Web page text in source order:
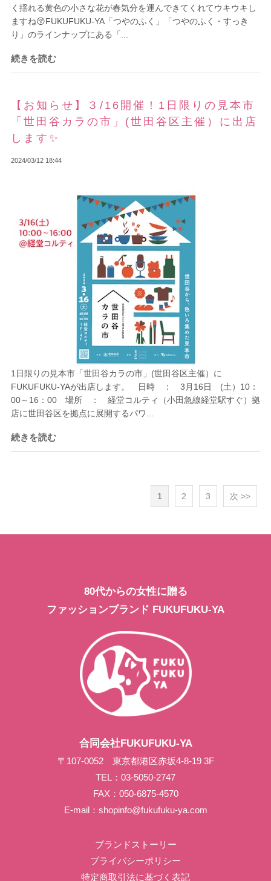
く揺れる黄色の小さな花が春気分を運んできてくれてウキウキし
ますね😚FUKUFUKU-YA「つやのふく」「つやのふく・すっき
り」のラインナップにある「...
続きを読む
【お知らせ】３/16開催！1日限りの見本市
「世田谷カラの市」(世田谷区主催）に出店
します✨
2024/03/12 18:44
1日限りの見本市「世田谷カラの市」(世田谷区主催）に
FUKUFUKU-YAが出店します。 日時 ： 3月16日 (土）10：
00～16：00 場所 ： 経堂コルティ（小田急線経堂駅すぐ）拠
店に世田谷区を拠点に展開するパワ...
続きを読む
1 2 3 次 >>
80代からの女性に贈る
ファッションブランド FUKUFUKU-YA
合同会社FUKUFUKU-YA
〒107-0052 東京都港区赤坂4-8-19 3F
TEL：03-5050-2747
FAX：050-6875-4570
E-mail： shopinfo@fukufuku-ya.com
ブランドストーリー
プライバシーポリシー
特定商取引法に基づく表記